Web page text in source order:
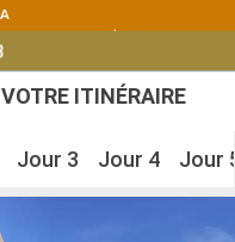
VOTRE ITINÉRAIRE
Jour 3 Jour 4 Jour 5